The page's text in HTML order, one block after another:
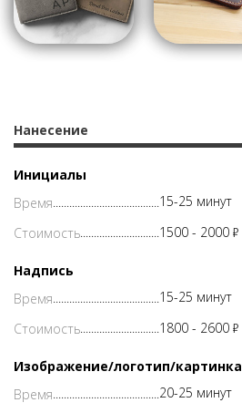
Нанесение
Инициалы
15-25 минут
1500 - 2000 Р
Надпись
15-25 минут
1800 - 2600 Р
Изображение/логотип/картинка
20-25 минут